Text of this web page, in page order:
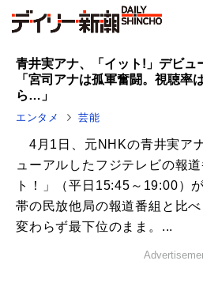
青井実アナ、「イット!」デビ
「宮司アナは孤軍奮闘。視聴率
ら…」
エンタメ 芸能
4月1日、元NHKの青井実ア
ューアルしたフジテレビの報
ト！」（平日15:45～19:00）
帯の民放他局の報道番組と比
変わらず最下位のまま。...